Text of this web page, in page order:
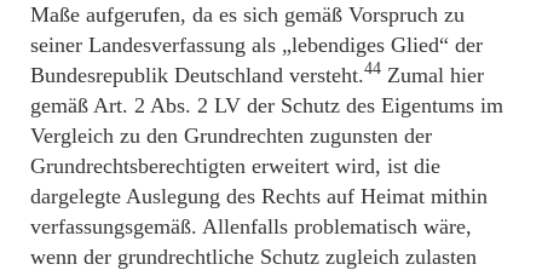
Maße aufgerufen, da es sich gemäß Vorspruch zu
seiner Landesverfassung als „lebendiges Glied“ der
Bundesrepublik Deutschland versteht.44 Zumal hier
gemäß Art. 2 Abs. 2 LV der Schutz des Eigentums im
Vergleich zu den Grundrechten zugunsten der
Grundrechtsberechtigten erweitert wird, ist die
dargelegte Auslegung des Rechts auf Heimat mithin
verfassungsgemäß. Allenfalls problematisch wäre,
wenn der grundrechtliche Schutz zugleich zulasten